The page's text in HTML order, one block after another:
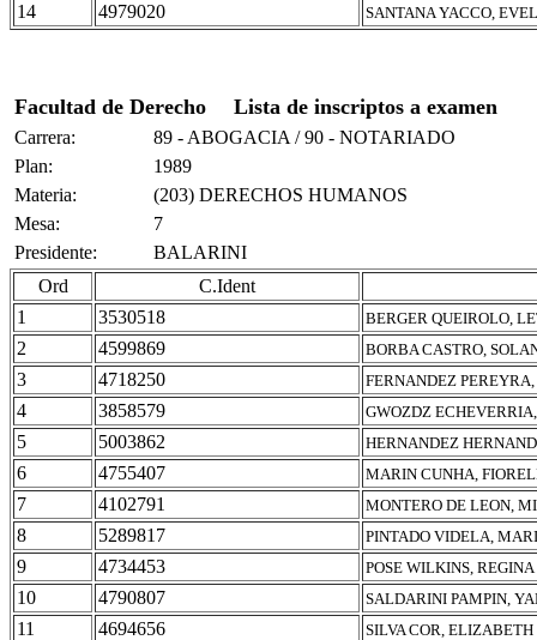
14 4979020 SANTANA YACCO,
Facultad de Derecho Lista de inscriptos a examen
Carrera:
89 - ABOGACIA / 90 - NOTARIADO
Plan:
1989
Materia:
(203) DERECHOS HUMANOS
Mesa:
7
Presidente:
BALARINI
Ord
C.Ident
1
3530518 BERGER QUEIROLO,
2 4599869 BORBA CASTRO,
3 4718250 FERNANDEZ
4 3858579 GWOZDZ
5 5003862 HERNANDEZ
6 4755407 MARIN CUNHA,
7 4102791 MONTERO DE LEON,
8 5289817 PINTADO VIDELA,
9 4734453 POSE WILKINS, REGINA
10 4790807 SALDARINI PAMPIN,
11 4694656 SILVA COR,